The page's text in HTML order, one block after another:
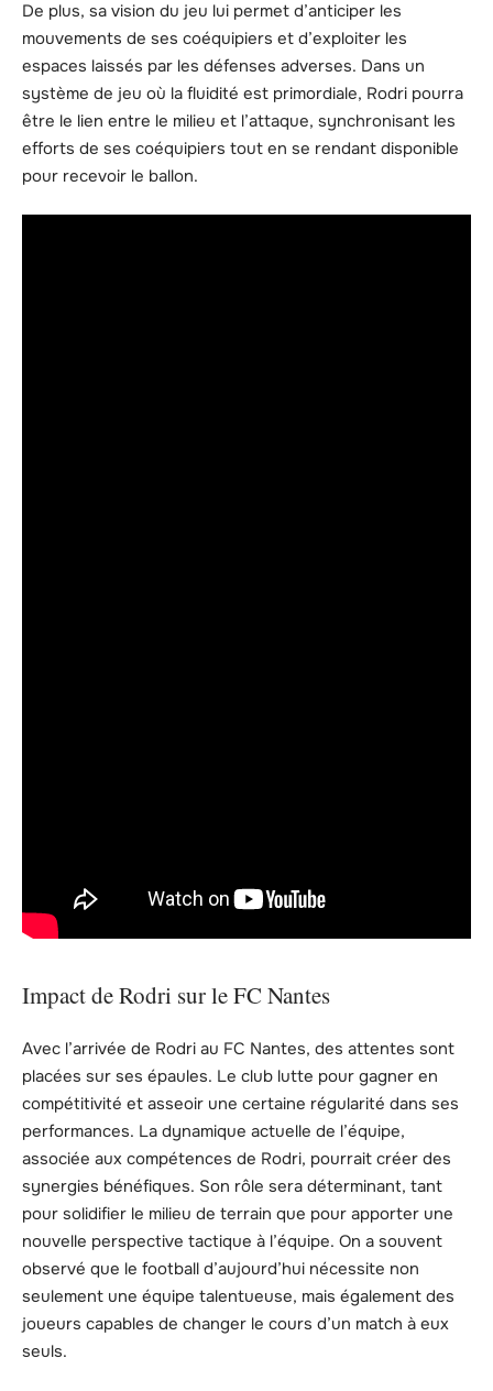
De plus, sa vision du jeu lui permet d’anticiper les
mouvements de ses coéquipiers et d’exploiter les
espaces laissés par les défenses adverses. Dans un
système de jeu où la fluidité est primordiale, Rodri pourra
être le lien entre le milieu et l’attaque, synchronisant les
efforts de ses coéquipiers tout en se rendant disponible
pour recevoir le ballon.
Impact de Rodri sur le FC Nantes
Avec l’arrivée de Rodri au FC Nantes, des attentes sont
placées sur ses épaules. Le club lutte pour gagner en
compétitivité et asseoir une certaine régularité dans ses
performances. La dynamique actuelle de l’équipe,
associée aux compétences de Rodri, pourrait créer des
synergies bénéfiques. Son rôle sera déterminant, tant
pour solidifier le milieu de terrain que pour apporter une
nouvelle perspective tactique à l’équipe. On a souvent
observé que le football d’aujourd’hui nécessite non
seulement une équipe talentueuse, mais également des
joueurs capables de changer le cours d’un match à eux
seuls.